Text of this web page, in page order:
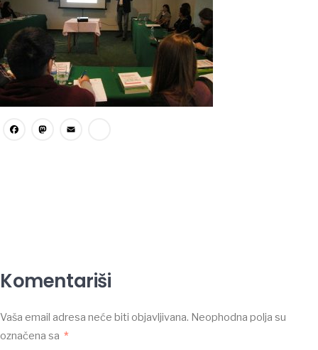
Facebook
Mastodon
Komentariši
Vaša email adresa neće biti objavljivana. Neophodna polja su
označena sa *